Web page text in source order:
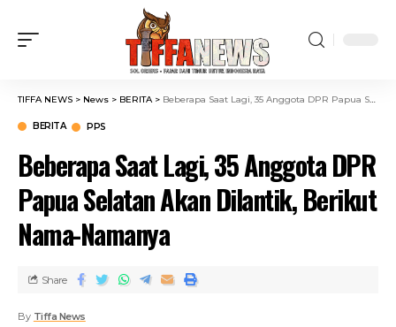
TIFFA NEWS > News > BERITA> Beberapa Saat Lagi, 35 Anggota DPR Papua Selatan Akan Dilantik, Berikut Nama-Namanya
BERITA PPS
Beberapa Saat Lagi, 35 Anggota DPR
Papua Selatan Akan Dilantik, Berikut
Nama-Namanya
By Tiffa News
Share